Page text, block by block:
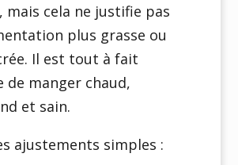
mais cela ne justifie pas
plus grasse ou
Il est tout à fait
de manger chaud,
et sain.
ajustements simples :